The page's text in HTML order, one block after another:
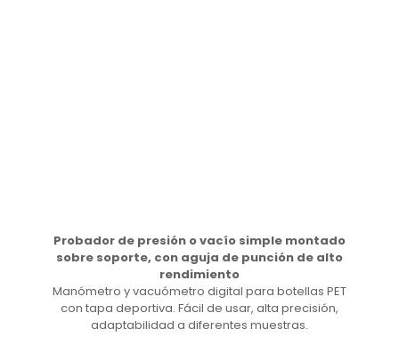
Probador de presión o vacío simple montado
sobre soporte, con aguja de punción de alto
rendimiento
Manómetro y vacuómetro digital para botellas PET
con tapa deportiva. Fácil de usar, alta precisión,
adaptabilidad a diferentes muestras.